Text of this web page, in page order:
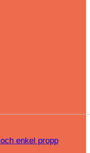
enkel propp